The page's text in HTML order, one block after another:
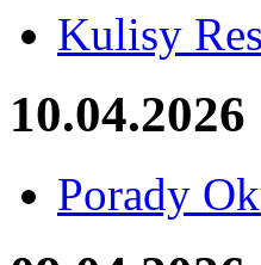
Kulisy
10.04.2026
Porady